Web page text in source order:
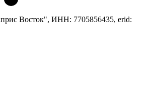
Восток", ИНН: 7705856435, erid: